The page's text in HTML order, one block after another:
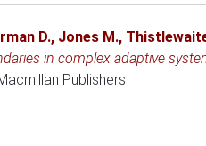
D., Jones M.,
in complex adaptive
Publishers